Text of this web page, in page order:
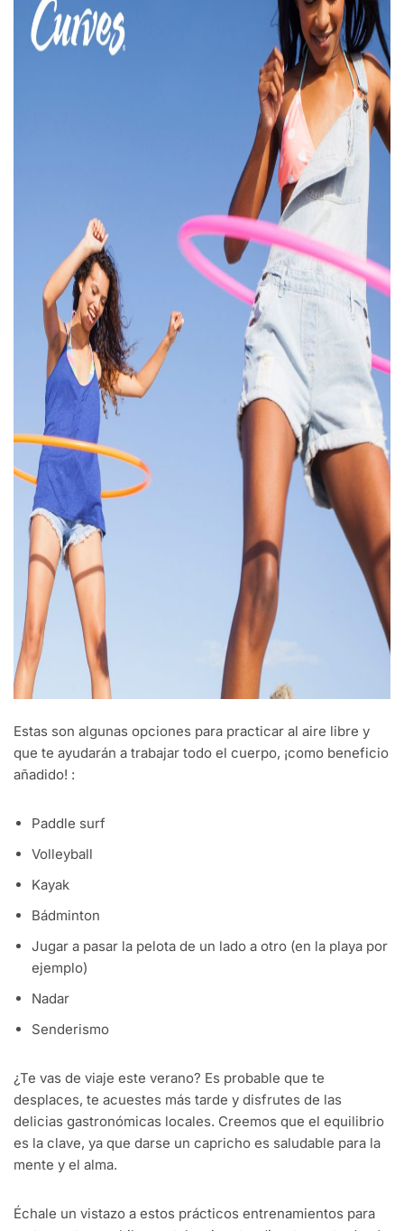
Estas son algunas opciones para practicar al aire libre y
que te ayudarán a trabajar todo el cuerpo, ¡como beneficio
añadido! :
Paddle surf
Volleyball
Kayak
Bádminton
Jugar a pasar la pelota de un lado a otro (en la playa por
ejemplo)
Nadar
Senderismo
¿Te vas de viaje este verano? Es probable que te
desplaces, te acuestes más tarde y disfrutes de las
delicias gastronómicas locales. Creemos que el equilibrio
es la clave, ya que darse un capricho es saludable para la
mente y el alma.
Échale un vistazo a estos prácticos entrenamientos para